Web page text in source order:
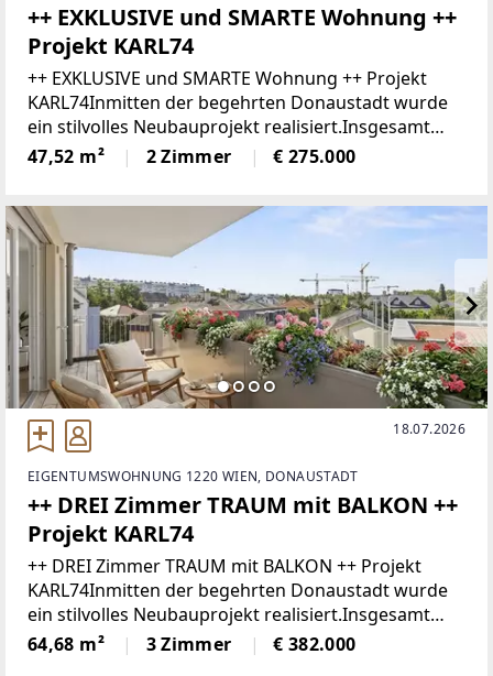
++ EXKLUSIVE und SMARTE Wohnung ++
Projekt KARL74
++ EXKLUSIVE und SMARTE Wohnung ++ Projekt
KARL74Inmitten der begehrten Donaustadt wurde
ein stilvolles Neubauprojekt realisiert.Insgesamt
wurden 33 freifinanzierte Eigentumswohnungen
sowie eine Gewerbefläche errichtet
47,52 m² 2 Zimmer € 275.000
18.07.2026
EIGENTUMSWOHNUNG 1220 WIEN, DONAUSTADT
++ DREI Zimmer TRAUM mit BALKON ++
Projekt KARL74
++ DREI Zimmer TRAUM mit BALKON ++ Projekt
KARL74Inmitten der begehrten Donaustadt wurde
ein stilvolles Neubauprojekt realisiert.Insgesamt
wurden 33 freifinanzierte Eigentumswohnungen
sowie eine Gewerbefläche errichtet
64,68 m² 3 Zimmer € 382.000